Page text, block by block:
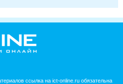
ссылка на ict-online.ru обязательна